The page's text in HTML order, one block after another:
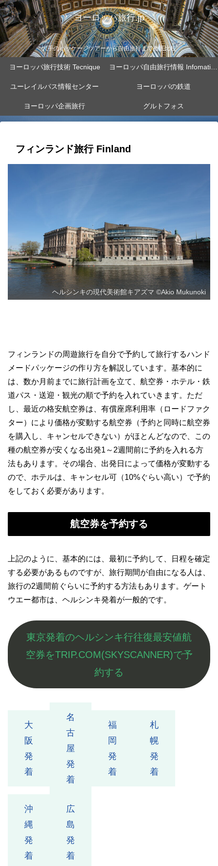
ヨーロッパ旅行.jp
大手のパッケージツアーから自由旅行まで徹底比較
ヨーロッパ旅行技術 Tecnique ヨーロッパ自由旅行情報 Infomation
ユーレイルパス情報センター ヨーロッパの鉄道
ヨーロッパ企画旅行 グルトフォス
フィンランド旅行 Finland
ヘルシンキの現代美術館キアズマ ©Akio Mukunoki
フィンランドの周遊旅行を自分で予約して旅行するハンド
メードパッケージの作り方を解説しています。基本的に
は、数か月前までに旅行計画を立て、航空券・ホテル・鉄
道パス・送迎・観光の順で予約を入れていきます。ただ
し、最近の格安航空券は、有償座席利用率（ロードファク
ター）により価格が変動する航空券（予約と同時に航空券
を購入し、キャンセルできない）がほとんどなので、この
種の航空券が安くなる出発1～2週間前に予約を入れる方
法もあります。その場合、出発日によって価格が変動する
ので、ホテルは、キャンセル可（10%ぐらい高い）で予約
をしておく必要があります。
航空券を予約する
上記のように、基本的には、最初に予約して、日程を確定
する必要があるものですが、旅行期間が自由になる人は、
旅行の2週間前ぐらいに予約する方法もあります。ゲート
ウエー都市は、ヘルシンキ発着が一般的です。
東京発着のヘルシンキ行往復最安値航
空券をTRIP.COM(SKYSCANNER)で予
約する
大
阪
発
着
名
古
屋
発
着
福
岡
発
着
札
幌
発
着
沖
縄
発
着
広
島
発
着